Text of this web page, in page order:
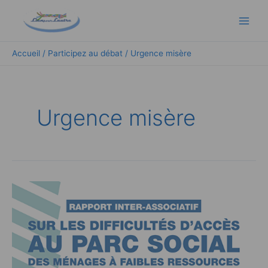
Accueil Participez au débat Urgence misère
Urgence misère
Flash
réalité:
La
pauvreté,
facteur
d’un